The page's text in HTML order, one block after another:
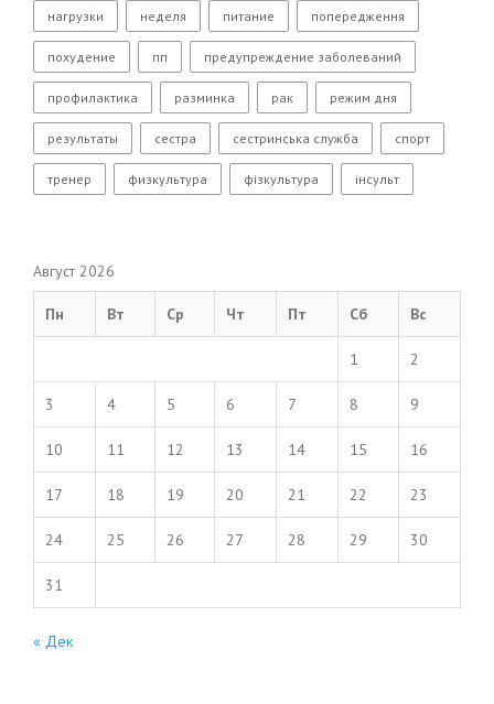
нагрузки неделя питание попередження
похудение пп предупреждение заболеваний
профилактика разминка рак режим дня
результаты сестра сестринська служба спорт
тренер физкультура фізкультура інсульт
Август 2026
Пн Вт Ср Чт Пт Сб Вс
1 2
3 4 5 6 7 8 9
10 11 12 13 14 15 16
17 18 19 20 21 22 23
24 25 26 27 28 29 30
31
« Дек